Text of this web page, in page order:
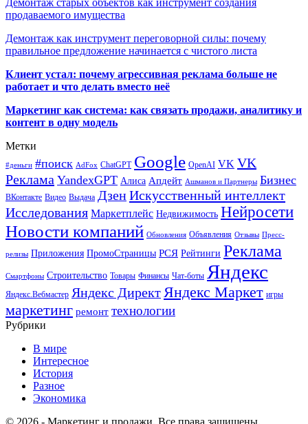
продаваемого имущества
Демонтаж как инструмент переговорной силы: почему
правильное предложение начинается с чистого листа
Клиент устал: почему агрессивная реклама больше не
работает и что делать вместо неё
Маркетинг как система: как связать продажи, аналитику и
контент в одну модель
Метки
#деньги #поиск AdFox ChatGPT Google OpenAI VK VK
Реклама YandexGPT Алиса Апдейт Ашманов и Партнеры Бизнес
ВКонтакте Видео Выдача ДзенИскусственный интеллект
Исследования Маркетплейс Недвижимость Нейросети
Новости компаний Обновления Объявления Отзывы Пресс-
релизы Приложения ПромоСтраницы РСЯ Рейтинги Реклама
Смартфоны Строительство Товары Финансы Чат-боты Яндекс
Яндекс.Вебмастер Яндекс Директ Яндекс Маркет игры
маркетинг ремонт технологии
Рубрики
В мире
Интересное
История
Разное
Экономика
© 2026 - Маркетинг и продажи. Все права защищены.